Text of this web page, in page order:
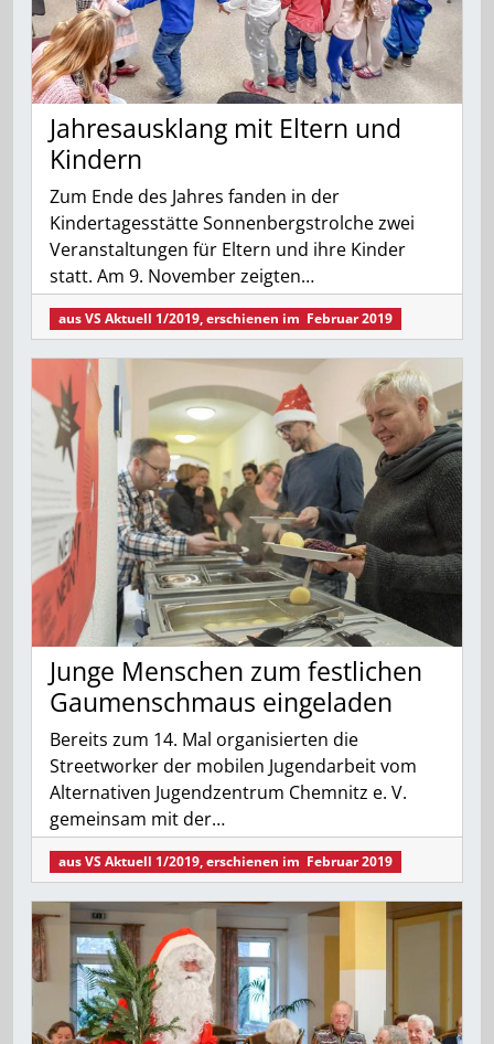
Jahresausklang mit Eltern und
Kindern
Zum Ende des Jahres fanden in der
Kindertagesstätte Sonnenbergstrolche zwei
Veranstaltungen für Eltern und ihre Kinder
statt. Am 9. November zeigten…
ausVS Aktuell 1/2019, erschienen im Februar 2019
Junge Menschen zum festlichen
Gaumenschmaus eingeladen
Bereits zum 14. Mal organisierten die
Streetworker der mobilen Jugendarbeit vom
Alternativen Jugendzentrum Chemnitz e. V.
gemeinsam mit der…
ausVS Aktuell 1/2019, erschienen im Februar 2019